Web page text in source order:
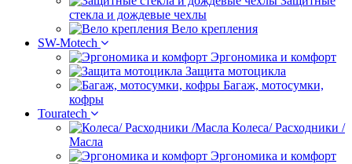
стекла и дождевые чехлы
Вело крепления
SW-Motech
Эргономика и комфорт
Защита мотоцикла
Багаж, мотосумки,
кофры
Touratech
Колеса/ Расходники /
Масла
Эргономика и комфорт